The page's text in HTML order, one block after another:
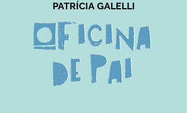
PATRÍCIA GALELLI